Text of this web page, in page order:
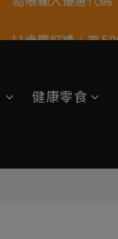
健康零食